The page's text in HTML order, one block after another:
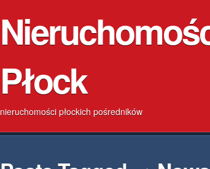
Płock
nieruchomości płockich pośredników